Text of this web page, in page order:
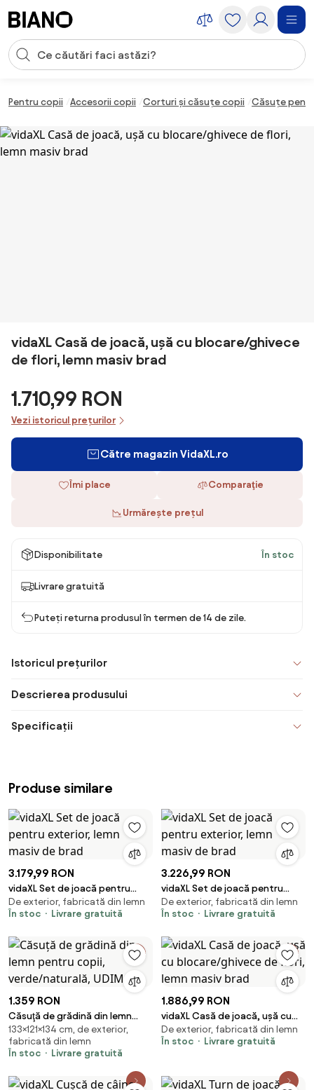
Introducerea căutării
Pentru copii Accesorii copii Corturi și căsuțe copii Căsuțe
vidaXL Casă de joacă, ușă cu blocare/ghivece
de flori, lemn masiv brad
1.710,99 RON
Vezi istoricul prețurilor
Către magazin VidaXL.ro
Îmi place Comparaţie
Urmărește prețul
Disponibilitate În stoc
Livrare gratuită
Puteți returna produsul în termen de 14 de zile.
Istoricul prețurilor
Descrierea produsului
Specificații
Produse similare
3.179,99 RON
vidaXL Set de joacă pentru
exterior, lemn masiv de brad
De exterior, fabricată din lemn
În stoc
Livrare gratuită
3.226,99 RON
vidaXL Set de joacă pentru
exterior, lemn masiv de brad
De exterior, fabricată din lemn
În stoc
Livrare gratuită
1.359 RON
Căsuţă de grădină din lemn
pentru copii, verde/naturală,
UDIM
133×121×134 cm, de exterior,
fabricată din lemn
În stoc
Livrare gratuită
1.886,99 RON
vidaXL Casă de joacă, ușă cu
blocare/ghivece de flori, lemn
masiv brad
De exterior, fabricată din lemn
În stoc
Livrare gratuită